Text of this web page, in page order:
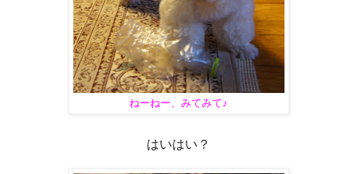
ねーねー、みてみて♪
はいはい？